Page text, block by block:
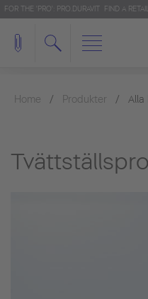
FOR THE 'PRO': PRO.DURAVIT FIND A
Home Produkter Alla